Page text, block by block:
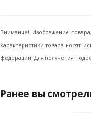
Внимание! Изображение
характеристики товара носят
федерации. Для получения
Ранее вы